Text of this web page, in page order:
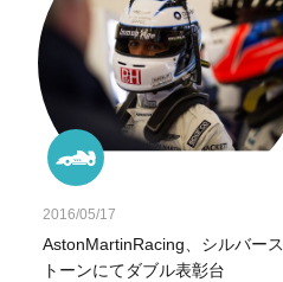
2016/05/17
AstonMartinRacing、シルバース
トーンにてダブル表彰台